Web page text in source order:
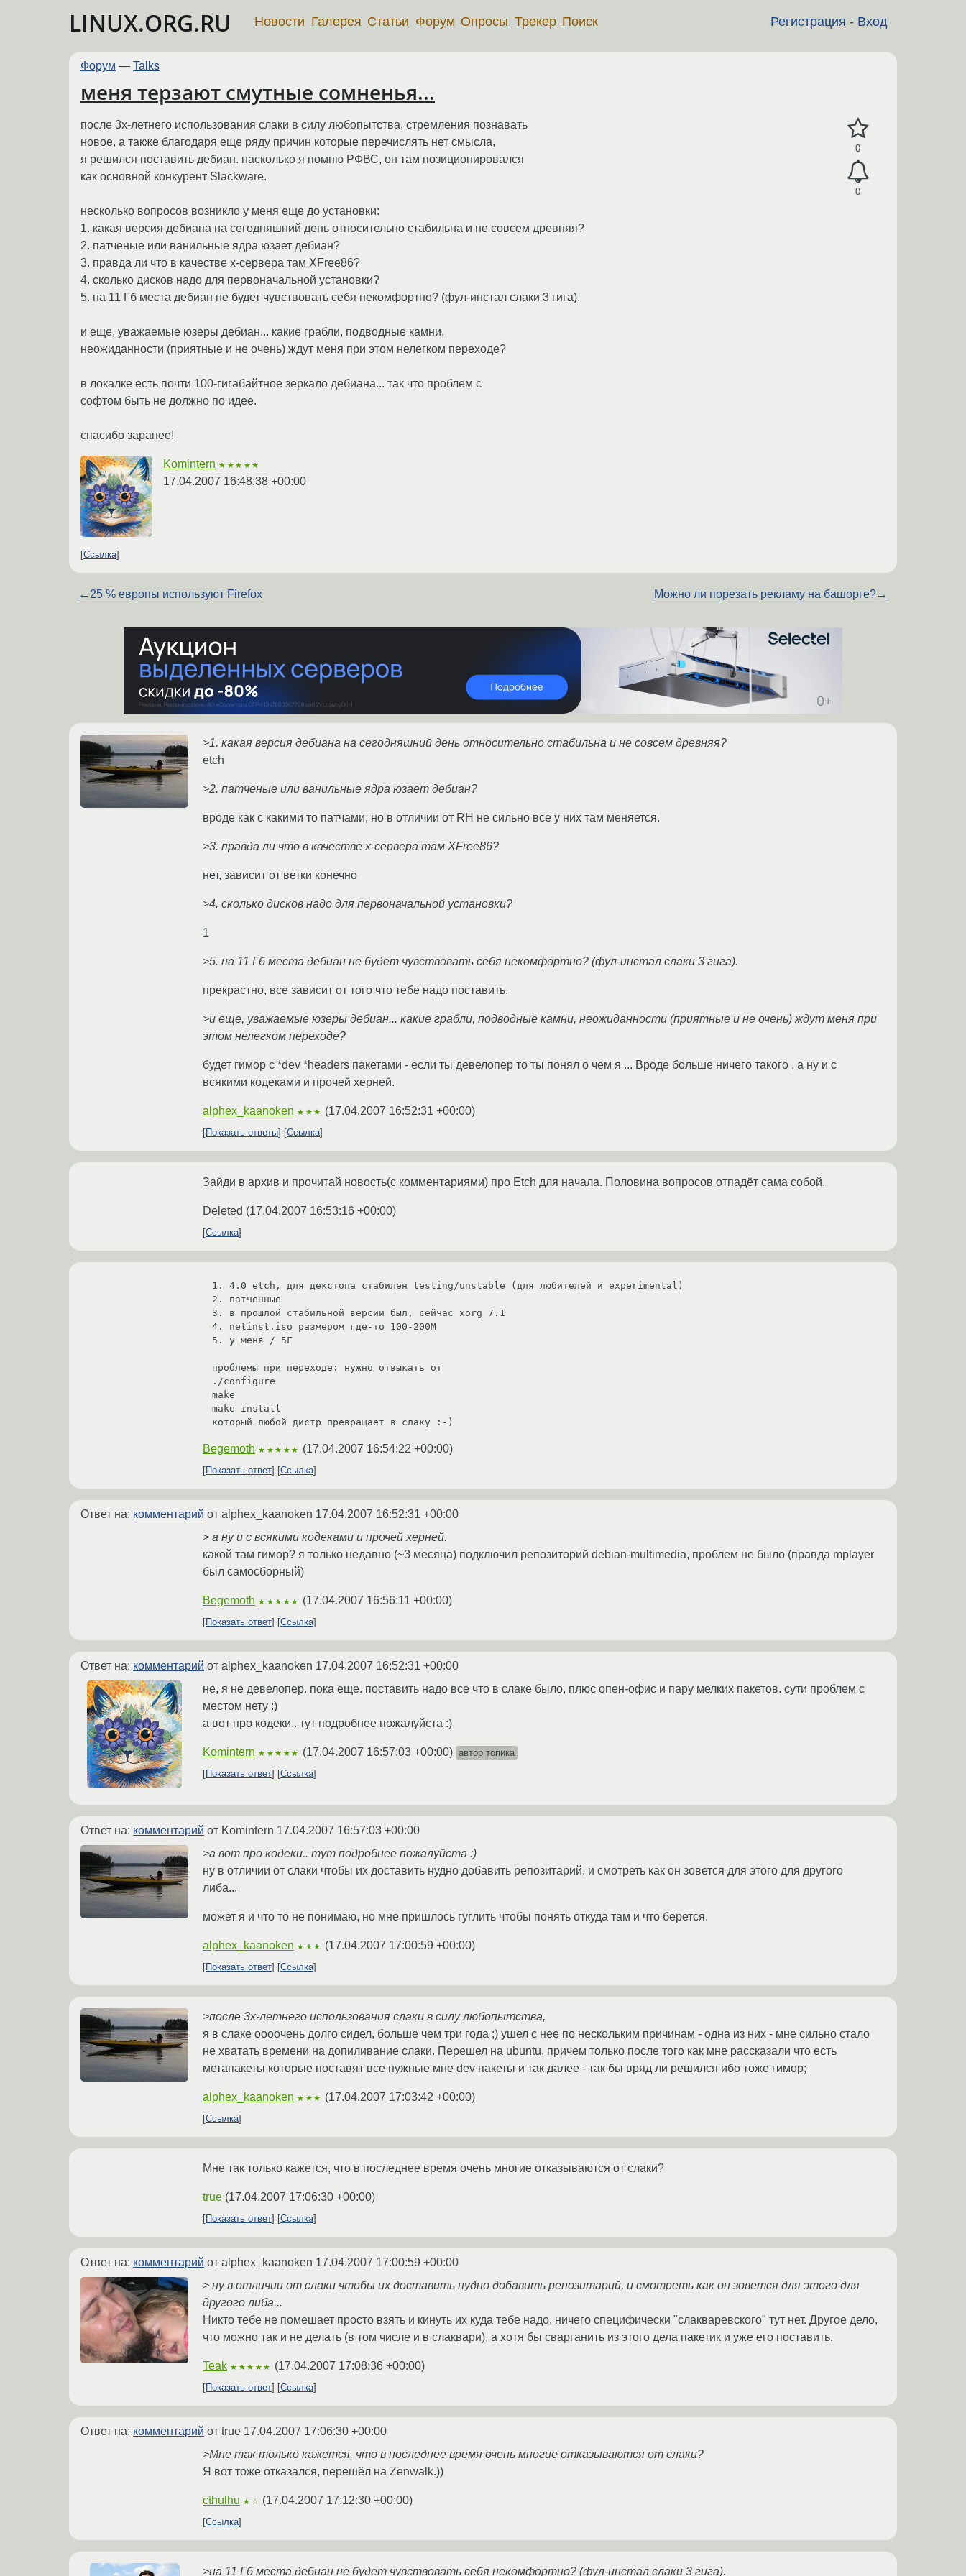
LINUX.ORG.RU Регистрация - Вход
Новости Галерея Статьи Форум Опросы Трекер Поиск
Форум — Talks
меня терзают смутные сомненья...
0
0
после 3х-летнего использования слаки в силу любопытства, стремления познавать
новое, а также благодаря еще ряду причин которые перечислять нет смысла,
я решился поставить дебиан. насколько я помню РФВС, он там позиционировался
как основной конкурент Slackware.
несколько вопросов возникло у меня еще до установки:
1. какая версия дебиана на сегодняшний день относительно стабильна и не совсем древняя?
2. патченые или ванильные ядра юзает дебиан?
3. правда ли что в качестве х-сервера там XFree86?
4. сколько дисков надо для первоначальной установки?
5. на 11 Гб места дебиан не будет чувствовать себя некомфортно? (фул-инстал слаки 3 гига).
и еще, уважаемые юзеры дебиан... какие грабли, подводные камни,
неожиданности (приятные и не очень) ждут меня при этом нелегком переходе?
в локалке есть почти 100-гигабайтное зеркало дебиана... так что проблем с
софтом быть не должно по идее.
спасибо заранее!
Komintern ★★★★★
17.04.2007 16:48:38 +00:00
Ссылка
←25 % европы используют Firefox Можно ли порезать рекламу на башорге?→
>1. какая версия дебиана на сегодняшний день относительно стабильна и не совсем древняя?
etch
>2. патченые или ванильные ядра юзает дебиан?
вроде как с какими то патчами, но в отличии от RH не сильно все у них там меняется.
>3. правда ли что в качестве х-сервера там XFree86?
нет, зависит от ветки конечно
>4. сколько дисков надо для первоначальной установки?
1
>5. на 11 Гб места дебиан не будет чувствовать себя некомфортно? (фул-инстал слаки 3 гига).
прекрастно, все зависит от того что тебе надо поставить.
>и еще, уважаемые юзеры дебиан... какие грабли, подводные камни, неожиданности (приятные и не очень) ждут меня при
этом нелегком переходе?
будет гимор с *dev *headers пакетами - если ты девелопер то ты понял о чем я ... Вроде больше ничего такого , а ну и с
всякими кодеками и прочей херней.
alphex_kaanoken ★★★ (17.04.2007 16:52:31 +00:00)
Показать ответы Ссылка
Зайди в архив и прочитай новость(с комментариями) про Etch для начала. Половина вопросов отпадёт сама собой.
Deleted (17.04.2007 16:53:16 +00:00)
Ссылка
1. 4.0 etch, для декстопа стабилен testing/unstable (для любителей и experimental)
2. патченные
3. в прошлой стабильной версии был, сейчас xorg 7.1
4. netinst.iso размером где-то 100-200М
5. у меня / 5Г
проблемы при переходе: нужно отвыкать от
./configure
make
make install
который любой дистр превращает в слаку :-)
Begemoth ★★★★★ (17.04.2007 16:54:22 +00:00)
Показать ответ Ссылка
Ответ на: комментарий от alphex_kaanoken 17.04.2007 16:52:31 +00:00
> а ну и с всякими кодеками и прочей херней.
какой там гимор? я только недавно (~3 месяца) подключил репозиторий debian-multimedia, проблем не было (правда mplayer
был самосборный)
Begemoth ★★★★★ (17.04.2007 16:56:11 +00:00)
Показать ответ Ссылка
Ответ на: комментарий от alphex_kaanoken 17.04.2007 16:52:31 +00:00
не, я не девелопер. пока еще. поставить надо все что в слаке было, плюс опен-офис и пару мелких пакетов. сути проблем с
местом нету :)
а вот про кодеки.. тут подробнее пожалуйста :)
Komintern ★★★★★ (17.04.2007 16:57:03 +00:00) автор топика
Показать ответ
Ссылка
Ответ на: комментарий от Komintern 17.04.2007 16:57:03 +00:00
>а вот про кодеки.. тут подробнее пожалуйста :)
ну в отличии от слаки чтобы их доставить нудно добавить репозитарий, и смотреть как он зовется для этого для другого
либа...
может я и что то не понимаю, но мне пришлось гуглить чтобы понять откуда там и что берется.
alphex_kaanoken ★★★ (17.04.2007 17:00:59 +00:00)
Показать ответ Ссылка
>после 3х-летнего использования слаки в силу любопытства,
я в слаке оооочень долго сидел, больше чем три года ;) ушел с нее по нескольким причинам - одна из них - мне сильно стало
не хватать времени на допиливание слаки. Перешел на ubuntu, причем только после того как мне рассказали что есть
метапакеты которые поставят все нужные мне dev пакеты и так далее - так бы вряд ли решился ибо тоже гимор;
alphex_kaanoken ★★★ (17.04.2007 17:03:42 +00:00)
Ссылка
Мне так только кажется, что в последнее время очень многие отказываются от слаки?
true (17.04.2007 17:06:30 +00:00)
Показать ответ Ссылка
Ответ на: комментарий от alphex_kaanoken 17.04.2007 17:00:59 +00:00
> ну в отличии от слаки чтобы их доставить нудно добавить репозитарий, и смотреть как он зовется для этого для
другого либа...
Никто тебе не помешает просто взять и кинуть их куда тебе надо, ничего специфически "слакваревского" тут нет. Другое дело,
что можно так и не делать (в том числе и в слаквари), а хотя бы сварганить из этого дела пакетик и уже его поставить.
Teak ★★★★★ (17.04.2007 17:08:36 +00:00)
Показать ответ Ссылка
Ответ на: комментарий от true 17.04.2007 17:06:30 +00:00
>Мне так только кажется, что в последнее время очень многие отказываются от слаки?
Я вот тоже отказался, перешёл на Zenwalk.))
cthulhu ★☆ (17.04.2007 17:12:30 +00:00)
Ссылка
>на 11 Гб места дебиан не будет чувствовать себя некомфортно? (фул-инстал слаки 3 гига).